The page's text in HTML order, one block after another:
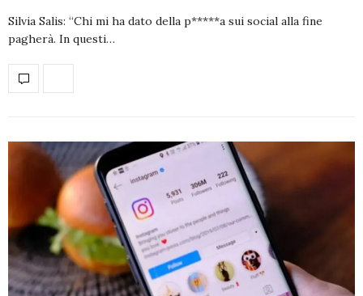
Silvia Salis: “Chi mi ha dato della p*****a sui social alla fine
pagherà. In questi…